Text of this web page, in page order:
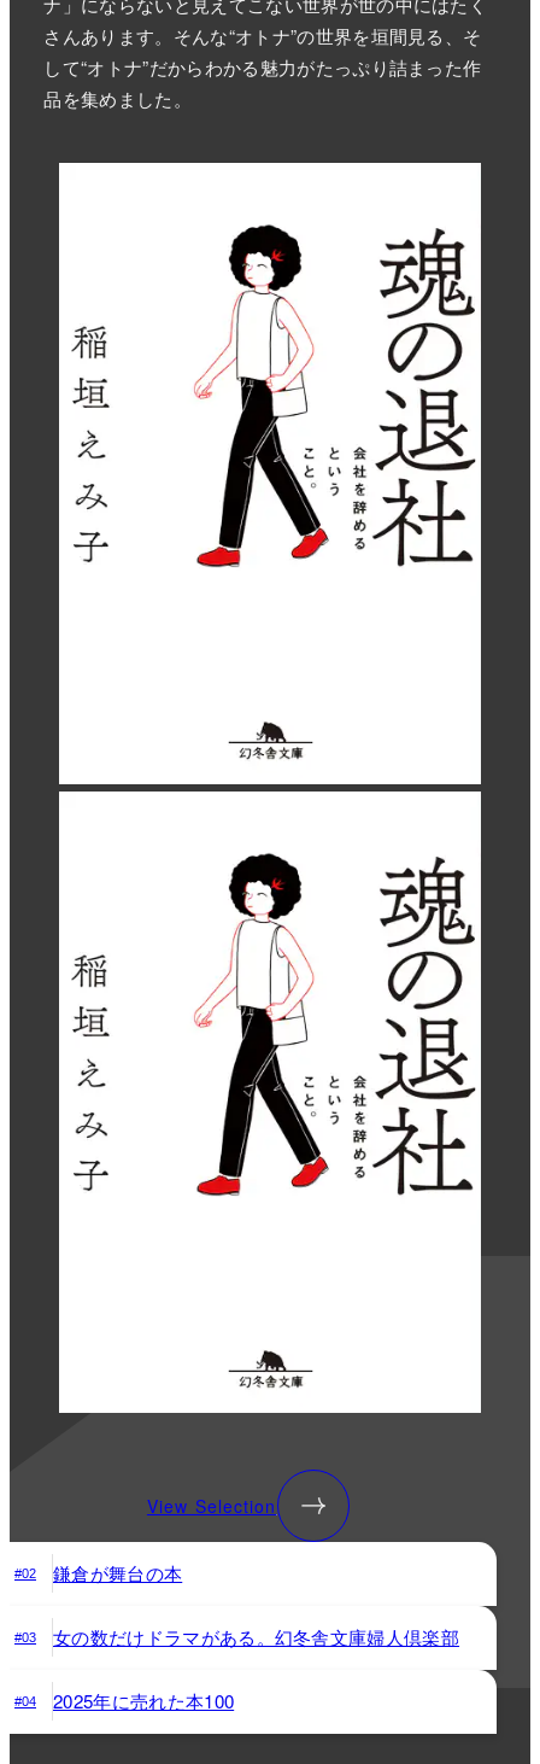
さんあります。そんな“オトナ”の世界を垣間見る、そ
して“オトナ”だからわかる魅力がたっぷり詰まった作
品を集めました。
View Selection
#02 鎌倉が舞台の本
#03 女の数だけドラマがある。幻冬舎文庫婦人倶楽部
#04 2025年に売れた本100